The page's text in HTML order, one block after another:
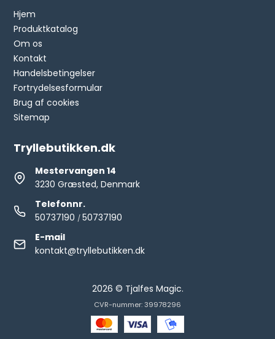
Hjem
Produktkatalog
Om os
Kontakt
Handelsbetingelser
Fortrydelsesformular
Brug af cookies
Sitemap
Tryllebutikken.dk
Mestervangen 14
3230 Græsted, Denmark
Telefonnr.
50737190 /50737190
E-mail
kontakt@tryllebutikken.dk
2026 © Tjalfes Magic.
CVR-nummer: 39978296